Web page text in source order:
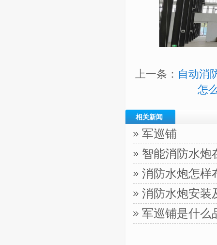
上一条： 自动消
怎
相关新闻
军巡铺
智能消防水炮
消防水炮怎样
消防水炮安装
军巡铺是什么